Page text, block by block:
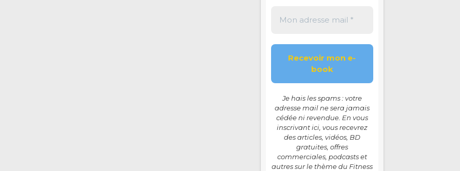
Je hais les spams : votre
adresse mail ne sera jamais
cédée ni revendue. En vous
inscrivant ici, vous recevrez
des articles, vidéos, BD
gratuites, offres
commerciales, podcasts et
autres sur le thème du Fitness